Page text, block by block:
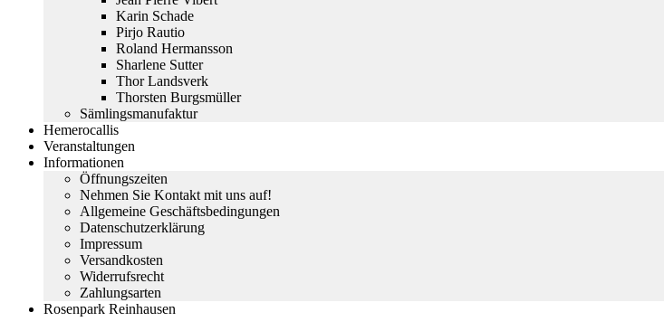
Karin Schade
Pirjo Rautio
Roland Hermansson
Sharlene Sutter
Thor Landsverk
Thorsten Burgsmüller
Sämlingsmanufaktur
Hemerocallis
Veranstaltungen
Informationen
Öffnungszeiten
Nehmen Sie Kontakt mit uns auf!
Allgemeine Geschäftsbedingungen
Datenschutzerklärung
Impressum
Versandkosten
Widerrufsrecht
Zahlungsarten
Rosenpark Reinhausen